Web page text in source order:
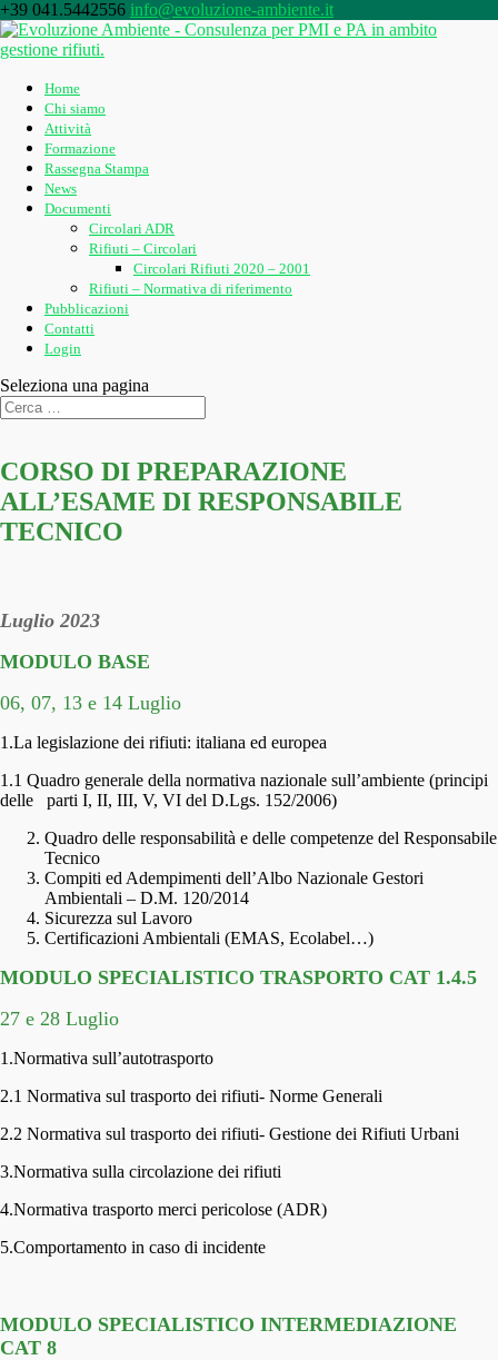
+39 041.5442556 info@evoluzione-ambiente.it
Home
Chi siamo
Attività
Formazione
Rassegna Stampa
News
Documenti
Circolari ADR
Rifiuti – Circolari
Circolari Rifiuti 2020 – 2001
Rifiuti – Normativa di riferimento
Pubblicazioni
Contatti
Login
Seleziona una pagina
CORSO DI PREPARAZIONE
ALL’ESAME DI RESPONSABILE
TECNICO
Luglio 2023
MODULO BASE
06, 07, 13 e 14 Luglio
1.La legislazione dei rifiuti: italiana ed europea
1.1 Quadro generale della normativa nazionale sull’ambiente (principi
delle parti I, II, III, V, VI del D.Lgs. 152/2006)
Quadro delle responsabilità e delle competenze del Responsabile
Tecnico
Compiti ed Adempimenti dell’Albo Nazionale Gestori
Ambientali – D.M. 120/2014
Sicurezza sul Lavoro
Certificazioni Ambientali (EMAS, Ecolabel…)
MODULO SPECIALISTICO TRASPORTO CAT 1.4.5
27 e 28 Luglio
1.Normativa sull’autotrasporto
2.1 Normativa sul trasporto dei rifiuti- Norme Generali
2.2 Normativa sul trasporto dei rifiuti- Gestione dei Rifiuti Urbani
3.Normativa sulla circolazione dei rifiuti
4.Normativa trasporto merci pericolose (ADR)
5.Comportamento in caso di incidente
MODULO SPECIALISTICO INTERMEDIAZIONE
CAT 8